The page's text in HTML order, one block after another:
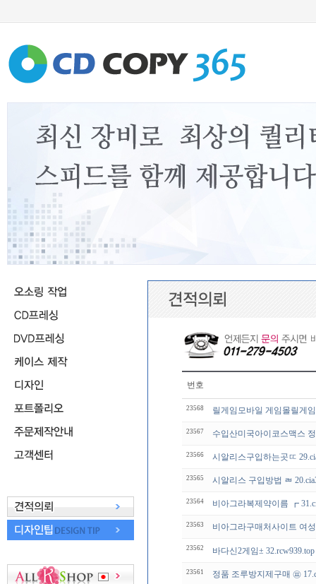
번호
23568 릴게임모바일 게임몰릴게
23567 수입산미국아이코스맥스
23566 시알리스구입하는곳ㄸ
23565 시알리스 구입방법 ㄼ
23564 비아그라복제약이름 ┏
23563 비아그라구매처사이트 여
23562 바다신2게임±
23561 정품 조루방지제구매 ㉬